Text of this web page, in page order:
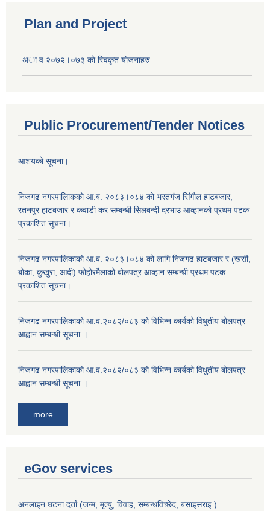
Plan and Project
अा व २०७२।०७३ काे स्विकृत याेजनाहरु
Public Procurement/Tender Notices
आशयको सूचना।
निजगढ नगरपालिाकको आ.ब. २०८३।०८४ को भरतगंज सिंगौल हाटबजार,
रतनपुर हाटबजार र कवाडी कर सम्बन्धी सिलबन्दी दरभाउ आव्हानको प्रथम पटक
प्रकाशित सूचना।
निजगढ नगरपालिकाको आ.ब. २०८३।०८४ को लागि निजगढ हाटबजार र (खसी,
बोका, कुखुरा, आदी) फोहोरमैलाको बोलपत्र आव्हान सम्बन्धी प्रथम पटक
प्रकाशित सूचना।
निजगढ नगरपालिकाको आ.व.२०८२/०८३ को विभिन्न कार्यको विधुतीय बोलपत्र
आह्वान सम्बन्धी सूचना ।
निजगढ नगरपालिकाको आ.व.२०८२/०८३ को विभिन्न कार्यको विधुतीय बोलपत्र
आह्वान सम्बन्धी सूचना ।
more
eGov services
अनलाइन घटना दर्ता (जन्म, मृत्यु, विवाह, सम्बन्धविच्छेद, बसाइसराइ )